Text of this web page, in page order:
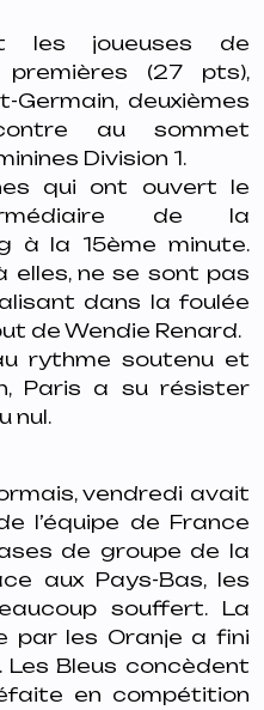
les joueuses de
premières (27 pts),
Germain, deuxièmes
au sommet
Division 1.
qui ont ouvert le
de la
à la 15ème minute.
elles, ne se sont pas
dans la foulée
de Wendie Renard.
rythme soutenu et
Paris a su résister
nul.
vendredi avait
l’équipe de France
de groupe de la
aux Pays-Bas, les
souffert. La
par les Oranje a fini
Les Bleus concèdent
en compétition